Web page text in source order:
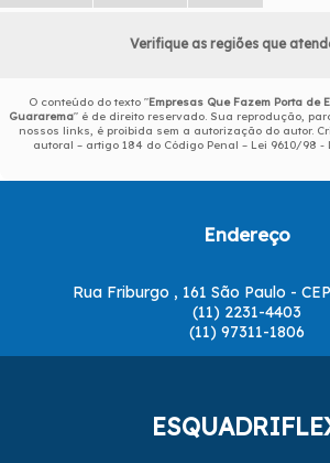
Verifique as regiões que
O conteúdo do texto "Empresas Que Fazem Porta de
Guararema" é de direito reservado. Sua reprodução,
nossos links, é proibida sem a autorização do autor.
autoral – artigo 184 do Código Penal – Lei 9610/98 -
Endereço
Rua Friburgo , 161 São Paulo -
(11) 2231-4403
(11) 97311-1806